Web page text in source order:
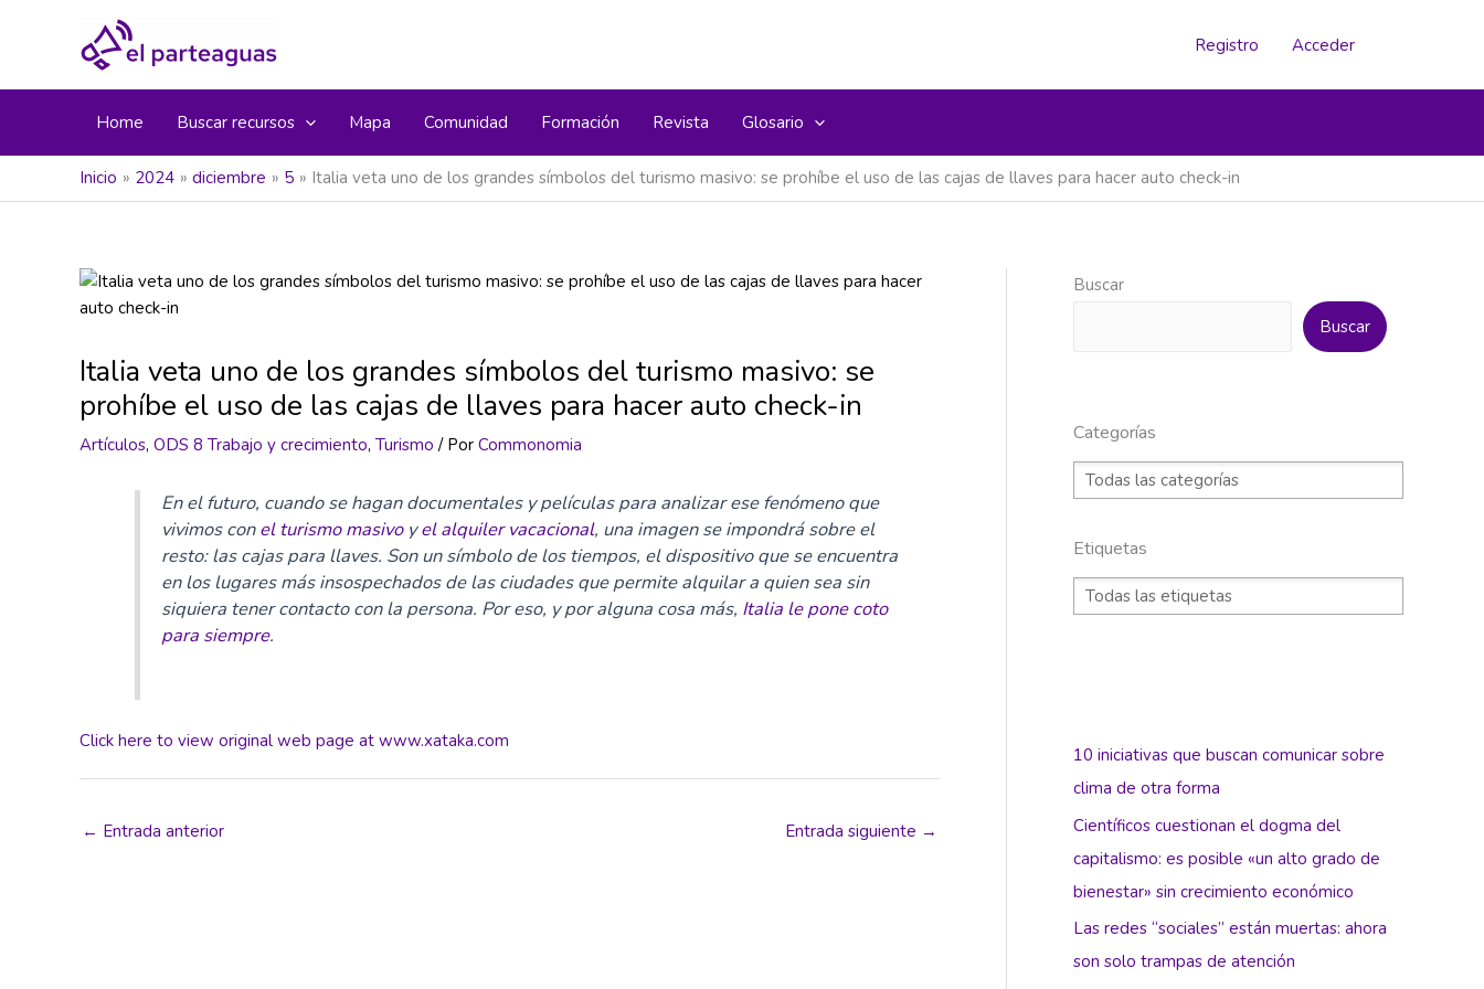
Registro Acceder
Home Buscar recursos Mapa Comunidad Formación Revista Glosario
Inicio 2024 diciembre 5 Italia veta uno de los grandes símbolos del turismo masivo: se prohíbe el uso de las cajas de llaves para hacer auto check-in
Italia veta uno de los grandes símbolos del turismo masivo: se
prohíbe el uso de las cajas de llaves para hacer auto check-in
Artículos, ODS 8 Trabajo y crecimiento, Turismo / Por Commonomia
En el futuro, cuando se hagan documentales y películas para analizar ese fenómeno que
vivimos conel turismo masivoyel alquiler vacacional, una imagen se impondrá sobre el
resto: las cajas para llaves. Son un símbolo de los tiempos, el dispositivo que se encuentra
en los lugares más insospechados de las ciudades que permite alquilar a quien sea sin
siquiera tener contacto con la persona. Por eso, y por alguna cosa más, Italia le pone coto
para siempre.
Click here to view original web page at www.xataka.com
← Entrada anterior Entrada siguiente →
Buscar
Buscar
Categorías
Etiquetas
10 iniciativas que buscan comunicar sobre
clima de otra forma
Científicos cuestionan el dogma del
capitalismo: es posible «un alto grado de
bienestar» sin crecimiento económico
Las redes “sociales” están muertas: ahora
son solo trampas de atención